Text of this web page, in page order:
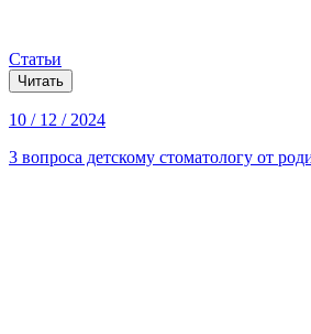
Статьи
Читать
10 / 12 / 2024
3 вопроса детскому стоматологу от